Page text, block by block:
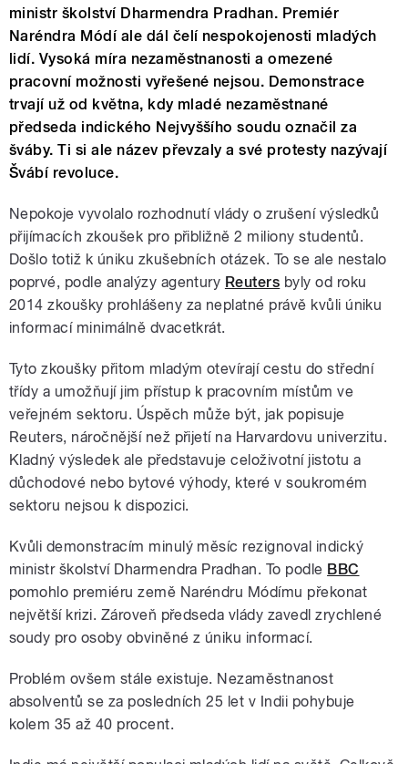
ministr školství Dharmendra Pradhan. Premiér
Naréndra Módí ale dál čelí nespokojenosti mladých
lidí. Vysoká míra nezaměstnanosti a omezené
pracovní možnosti vyřešené nejsou. Demonstrace
trvají už od května, kdy mladé nezaměstnané
předseda indického Nejvyššího soudu označil za
šváby. Ti si ale název převzaly a své protesty nazývají
Švábí revoluce.
Nepokoje vyvolalo rozhodnutí vlády o zrušení výsledků
přijímacích zkoušek pro přibližně 2 miliony studentů.
Došlo totiž k úniku zkušebních otázek. To se ale nestalo
poprvé, podle analýzy agentury Reuters byly od roku
2014 zkoušky prohlášeny za neplatné právě kvůli úniku
informací minimálně dvacetkrát.
Tyto zkoušky přitom mladým otevírají cestu do střední
třídy a umožňují jim přístup k pracovním místům ve
veřejném sektoru. Úspěch může být, jak popisuje
Reuters, náročnější než přijetí na Harvardovu univerzitu.
Kladný výsledek ale představuje celoživotní jistotu a
důchodové nebo bytové výhody, které v soukromém
sektoru nejsou k dispozici.
Kvůli demonstracím minulý měsíc rezignoval indický
ministr školství Dharmendra Pradhan. To podle BBC
pomohlo premiéru země Naréndru Módímu překonat
největší krizi. Zároveň předseda vlády zavedl zrychlené
soudy pro osoby obviněné z úniku informací.
Problém ovšem stále existuje. Nezaměstnanost
absolventů se za posledních 25 let v Indii pohybuje
kolem 35 až 40 procent.